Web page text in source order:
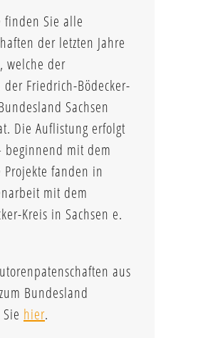
finden Sie alle
der letzten Jahre
welche der
Friedrich-Bödecker-
Sachsen
Die Auflistung erfolgt
beginnend mit dem
fanden in
mit dem
Kreis in Sachsen e.
aus
Bundesland
hier.